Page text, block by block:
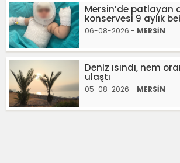
Mersin’de patlayan
konservesi 9 aylık
06-08-2026 - MERSİN
Deniz ısındı, nem
ulaştı
05-08-2026 - MERSİN